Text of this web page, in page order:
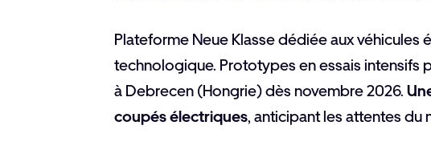
Plateforme Neue Klasse dédiée aux véhicules
technologique. Prototypes en essais intensifs
à Debrecen (Hongrie) dès novembre 2026.
coupés électriques, anticipant les attentes du